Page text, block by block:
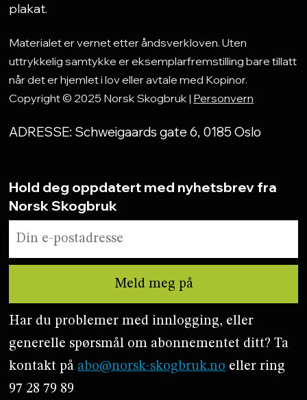
plakat.
Materialet er vernet etter åndsverkloven. Uten
uttrykkelig samtykke er eksemplarfremstilling bare tillatt
når det er hjemlet i lov eller avtale med Kopinor.
Copyright © 2025 Norsk Skogbruk | Personvern
ADRESSE: Schweigaards gate 6, 0185 Oslo
Hold deg oppdatert med nyhetsbrev fra
Norsk Skogbruk
Har du problemer med innlogging, eller
generelle spørsmål om abonnementet ditt? Ta
kontakt på abo@norsk-skogbruk.no eller ring
97 28 79 89